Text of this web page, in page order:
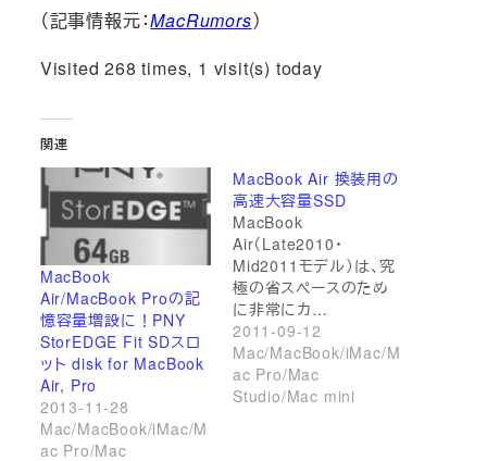
（記事情報元：MacRumors）
Visited 268 times, 1 visit(s) today
関連
MacBook
Air/MacBook Proの記
憶容量増設に！PNY
StorEDGE Fit SDスロ
ット disk for MacBook
Air, Pro
2013-11-28
Mac/MacBook/iMac/M
ac Pro/Mac
MacBook Air 換装用の
高速大容量SSD
MacBook
Air（Late2010・
Mid2011モデル）は、究
極の省スペースのため
に非常にカ…
2011-09-12
Mac/MacBook/iMac/M
ac Pro/Mac
Studio/Mac mini